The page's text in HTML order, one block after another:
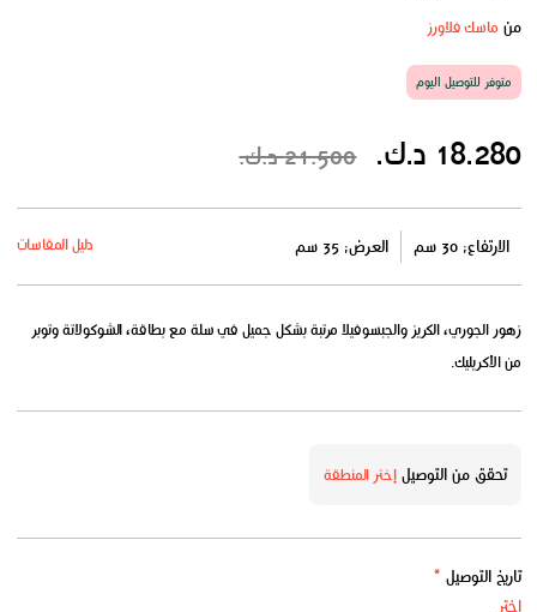
من ماسك فلاورز
متوفر للتوصيل اليوم
18.280 د.ك. 21.500 د.ك.
الارتفاع: 30 سم العرض: 35 سم دليل المقاسات
زهور الجوري، الكريز والجبسوفيلا مرتبة بشكل جميل في سلة مع بطاقة، الشوكولاتة وتوبر
من الأكريليك.
تحقق من التوصيلإختر المنطقة
تاريخ التوصيل *